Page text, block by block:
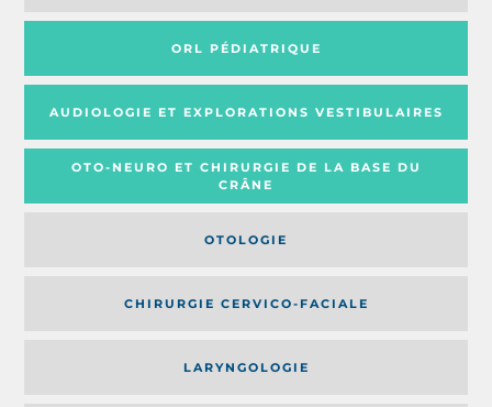
ORL PÉDIATRIQUE
AUDIOLOGIE ET EXPLORATIONS VESTIBULAIRES
OTO-NEURO ET CHIRURGIE DE LA BASE DU
CRÂNE
OTOLOGIE
CHIRURGIE CERVICO-FACIALE
LARYNGOLOGIE